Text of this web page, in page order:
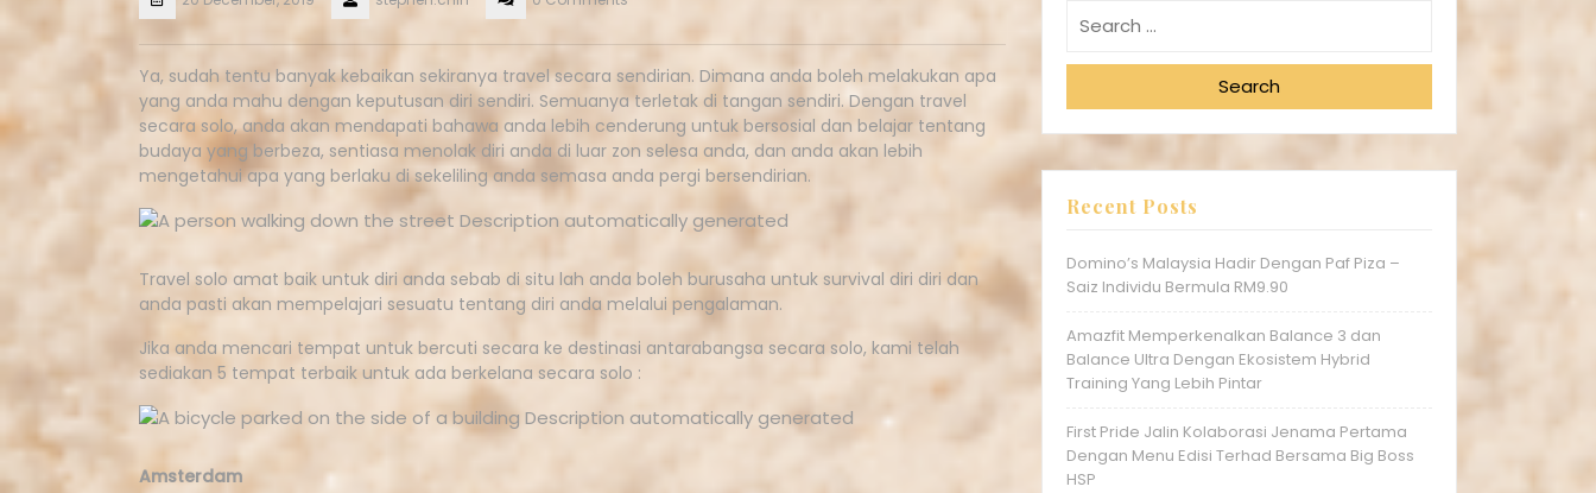
Ya, sudah tentu banyak kebaikan sekiranya travel secara sendirian. Dimana anda boleh melakukan apa
yang anda mahu dengan keputusan diri sendiri. Semuanya terletak di tangan sendiri. Dengan travel
secara solo, anda akan mendapati bahawa anda lebih cenderung untuk bersosial dan belajar tentang
budaya yang berbeza, sentiasa menolak diri anda di luar zon selesa anda, dan anda akan lebih
mengetahui apa yang berlaku di sekeliling anda semasa anda pergi bersendirian.
Travel solo amat baik untuk diri anda sebab di situ lah anda boleh burusaha untuk survival diri diri dan
anda pasti akan mempelajari sesuatu tentang diri anda melalui pengalaman.
Jika anda mencari tempat untuk bercuti secara ke destinasi antarabangsa secara solo, kami telah
sediakan 5 tempat terbaik untuk ada berkelana secara solo :
Amsterdam
Search
Recent Posts
Domino’s Malaysia Hadir Dengan Paf Piza –
Saiz Individu Bermula RM9.90
Amazfit Memperkenalkan Balance 3 dan
Balance Ultra Dengan Ekosistem Hybrid
Training Yang Lebih Pintar
First Pride Jalin Kolaborasi Jenama Pertama
Dengan Menu Edisi Terhad Bersama Big Boss
HSP